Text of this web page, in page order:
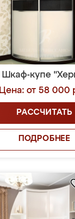
Шкаф-купе
Цена: от 58 000
РАССЧИТАТЬ
ПОДРОБНЕЕ